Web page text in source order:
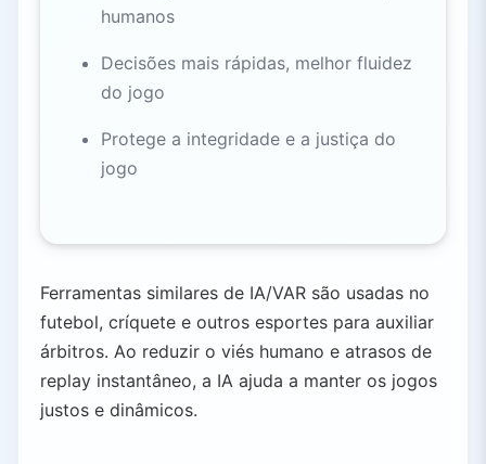
humanos
Decisões mais rápidas, melhor fluidez
do jogo
Protege a integridade e a justiça do
jogo
Ferramentas similares de IA/VAR são usadas no
futebol, críquete e outros esportes para auxiliar
árbitros. Ao reduzir o viés humano e atrasos de
replay instantâneo, a IA ajuda a manter os jogos
justos e dinâmicos.